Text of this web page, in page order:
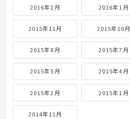
2016年2月 2016年1月
2015年11月 2015年10月
2015年8月 2015年7月
2015年5月 2015年4月
2015年2月 2015年1月
2014年11月